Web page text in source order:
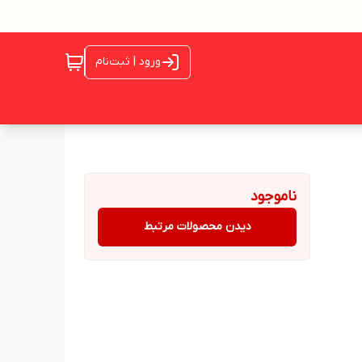
ورود | ثبت‌نام
ناموجود
دیدن محصولات مرتبط